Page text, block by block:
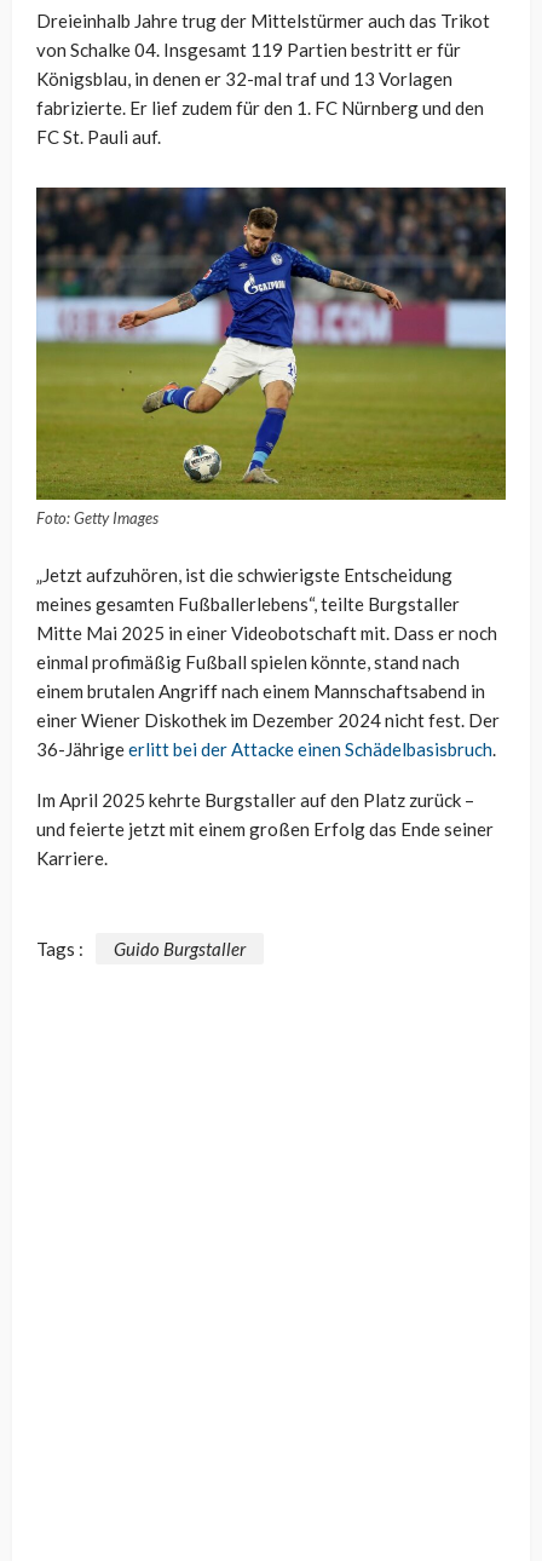
Dreieinhalb Jahre trug der Mittelstürmer auch das Trikot
von Schalke 04. Insgesamt 119 Partien bestritt er für
Königsblau, in denen er 32-mal traf und 13 Vorlagen
fabrizierte. Er lief zudem für den 1. FC Nürnberg und den
FC St. Pauli auf.
Foto: Getty Images
„Jetzt aufzuhören, ist die schwierigste Entscheidung
meines gesamten Fußballerlebens“, teilte Burgstaller
Mitte Mai 2025 in einer Videobotschaft mit. Dass er noch
einmal profimäßig Fußball spielen könnte, stand nach
einem brutalen Angriff nach einem Mannschaftsabend in
einer Wiener Diskothek im Dezember 2024 nicht fest. Der
36-Jährigeerlitt bei der Attacke einen Schädelbasisbruch.
Im April 2025 kehrte Burgstaller auf den Platz zurück –
und feierte jetzt mit einem großen Erfolg das Ende seiner
Karriere.
Tags : Guido Burgstaller